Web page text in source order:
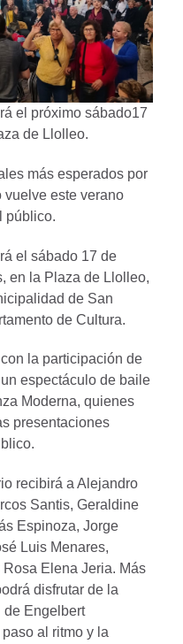
el próximo sábado17
de Llolleo.
más esperados por
vuelve este verano
público.
el sábado 17 de
en la Plaza de Llolleo,
de San
de Cultura.
la participación de
espectáculo de baile
Moderna, quienes
presentaciones
recibirá a Alejandro
Santis, Geraldine
Espinoza, Jorge
Luis Menares,
Elena Jeria. Más
disfrutar de la
de Engelbert
al ritmo y la